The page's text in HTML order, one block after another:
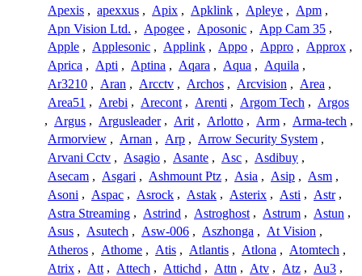
Apexis , apexxus , Apix , Apklink , Apleye , Apm ,
Apn Vision Ltd. , Apogee , Aposonic , App Cam 35 ,
Apple , Applesonic , Applink , Appo , Appro , Approx ,
Aprica , Apti , Aptina , Aqara , Aqua , Aquila ,
Ar3210 , Aran , Arcctv , Archos , Arcvision , Area ,
Area51 , Arebi , Arecont , Arenti , Argom Tech , Argos
, Argus , Argusleader , Arit , Arlotto , Arm , Arma-tech ,
Armorview , Arnan , Arp , Arrow Security System ,
Arvani Cctv , Asagio , Asante , Asc , Asdibuy ,
Asecam , Asgari , Ashmount Ptz , Asia , Asip , Asm ,
Asoni , Aspac , Asrock , Astak , Asterix , Asti , Astr ,
Astra Streaming , Astrind , Astroghost , Astrum , Astun ,
Asus , Asutech , Asw-006 , Aszhonga , At Vision ,
Atheros , Athome , Atis , Atlantis , Atlona , Atomtech ,
Atrix , Att , Attech , Attichd , Attn , Atv , Atz , Au3 ,